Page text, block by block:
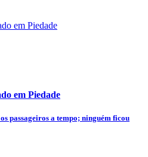
em Piedade
passageiros a tempo; ninguém ficou